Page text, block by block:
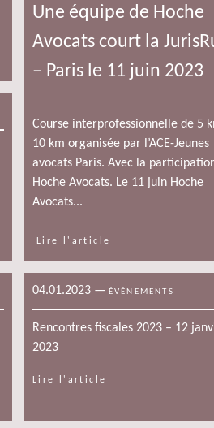
Une équipe de Hoche
Avocats court la
– Paris le 11 juin 2023
Course interprofessionnelle de 5
10 km organisée par l’ACE-Jeunes
avocats Paris. Avec la
Hoche Avocats. Le 11 juin Hoche
Avocats...
Lire l'article
04.01.2023— ÉVÈNEMENTS
Rencontres fiscales 2023 – 12
2023
Lire l'article